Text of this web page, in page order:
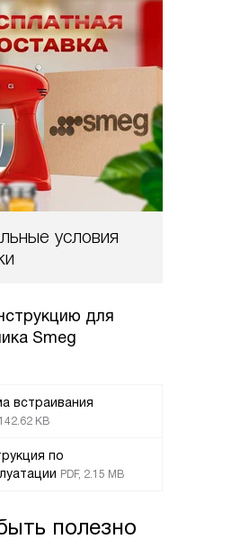
условия
для
Smeg
встраивания
KB
по
PDF, 2.15 MB
полезно